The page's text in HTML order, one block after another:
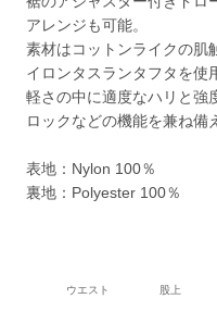
アレンジも可能。
素材はコットンライクの肌
イロンタスランタフタを使
軽さの中に適度なハリと強
ロックなどの機能を兼ね備
表地：Nylon 100％
裏地：Polyester 100％
ウエスト 股上